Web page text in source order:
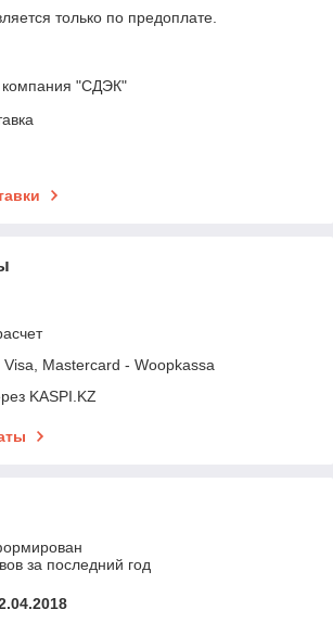
только по предоплате.
компания "СДЭК"
Visa, Mastercard - Woopkassa
KASPI.KZ
за последний год